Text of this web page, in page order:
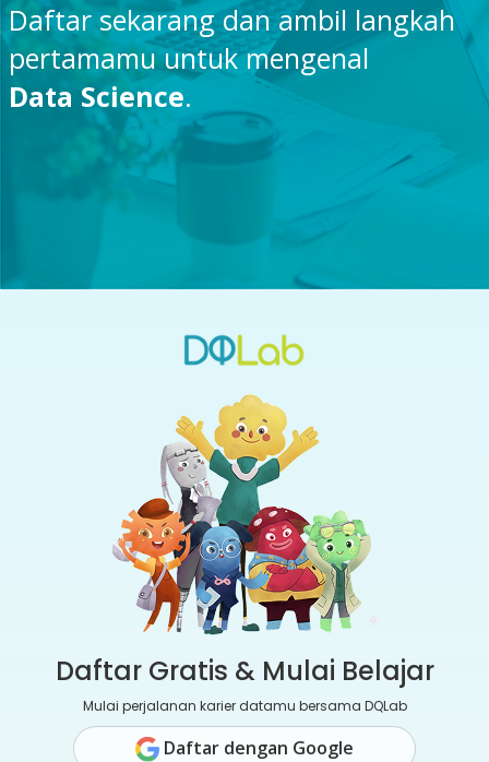
Daftar sekarang dan ambil langkah
pertamamu untuk mengenal
Data Science.
Daftar Gratis & Mulai Belajar
Mulai perjalanan karier datamu bersama DQLab
Daftar dengan Google